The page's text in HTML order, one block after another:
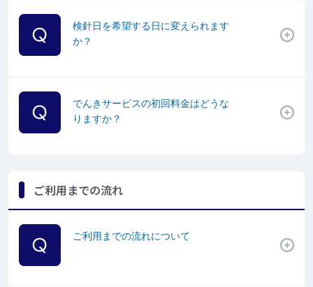
検針日を希望する日に変えられます
か？
でんきサービスの初回料金はどうな
りますか？
ご利用までの流れ
ご利用までの流れについて